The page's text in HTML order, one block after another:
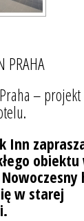
PRAHA
– projekt
Inn
obiektu
w starej